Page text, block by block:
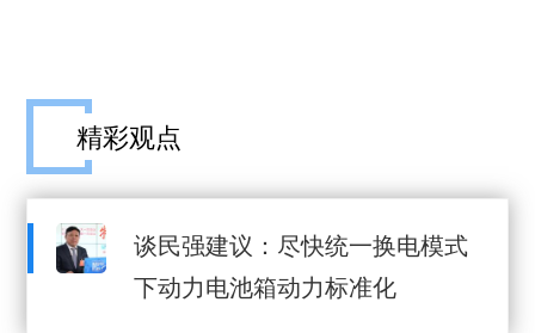
精彩观点
谈民强建议：尽快统一换电模式
下动力电池箱动力标准化